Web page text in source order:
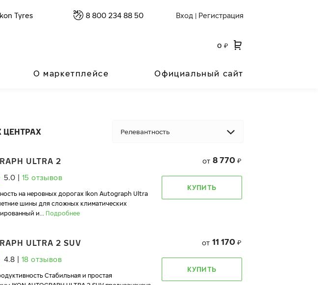
Tyres 8 800 234 88 50 Вход Регистрация
0 ₽
О маркетплейсе Официальный сайт
Релевантность
ULTRA 2
5.0 15 отзывов
на неровных дорогах Ikon Autograph Ultra
шины для сложных климатических
и... Подробнее
от 8 770 ₽
КУПИТЬ
ULTRA 2 SUV
4.8 18 отзывов
Стабильная и простая
от 11 170 ₽
КУПИТЬ